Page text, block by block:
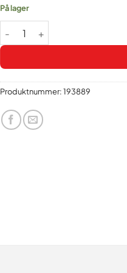
På lager
Produktnummer:193889